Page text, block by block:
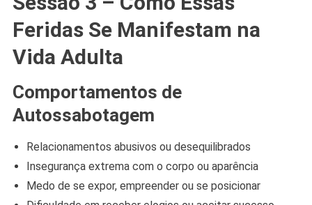
Feridas Se Manifestam na
Vida Adulta
Comportamentos de
Autossabotagem
Relacionamentos abusivos ou desequilibrados
Insegurança extrema com o corpo ou aparência
Medo de se expor, empreender ou se posicionar